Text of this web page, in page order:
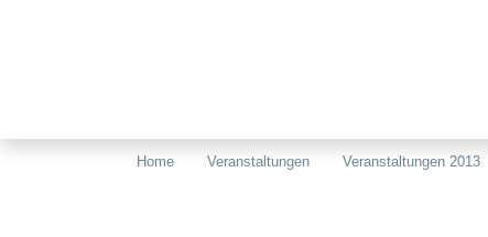
Home Veranstaltungen Veranstaltungen 2013